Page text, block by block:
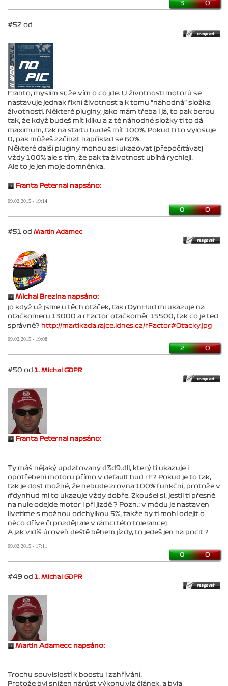
3 0
#52 od
Franto, myslím si, že vím o co jde. U životnosti motorů se
nastavuje jednak fixní životnost a k tomu "náhodná" složka
životnosti. Některé pluginy, jako mám třeba i já, to pak berou
tak, že když budeš mít kliku a z té náhodné složky ti to dá
maximum, tak na startu budeš mít 100%. Pokud ti to vylosuje
0, pak můžeš začínat například se 60%.
Některé další pluginy mohou asi ukazovat (přepočítávat)
vždy 100% ale s tím, že pak ta životnost ubíhá rychleji.
Ale to je jen moje domněnka.
Franta Peternai napsáno:
09.02.2015 - 19:14
0 0
#51 od Martin Adamec
Michal Brezina napsáno:
jo když už jsme u těch otáček, tak rDynHud mi ukazuje na
otačkomeru 13000 a rFactor otačkoměr 15500, tak co je ted
správně? http://martikada.rajce.idnes.cz/rFactor#Otacky.jpg
09.02.2015 - 19:08
2 0
#50 od 1. Michal GDPR
Franta Peternai napsáno:
Ty máš nějaký updatovaný d3d9.dll, který ti ukazuje i
opotřebení motoru přímo v default hud rF? Pokud je to tak,
tak je dost možné, že nebude zrovna 100% funkční, protože v
rfdynhud mi to ukazuje vždy dobře. Zkoušel si, jestli ti přesně
na nule odejde motor i při jízdě ? Pozn.: v módu je nastaven
livetime s možnou odchylkou 5%, takže by ti mohl odejít o
něco dříve či později ale v rámci této tolerance)
A jak vidíš úroveň deště během jízdy, to jedeš jen na pocit ?
09.02.2015 - 17:11
0 0
#49 od 1. Michal GDPR
Martin Adamecc napsáno:
Trochu souvislostí k boostu i zahřívání.
Protože byl snížen nárůst výkonu,viz článek, a byla